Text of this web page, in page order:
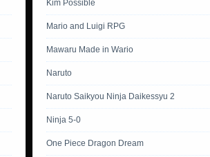
Kim Possible
Mario and Luigi RPG
Mawaru Made in Wario
Naruto
Naruto Saikyou Ninja Daikessyu 2
Ninja 5-0
One Piece Dragon Dream